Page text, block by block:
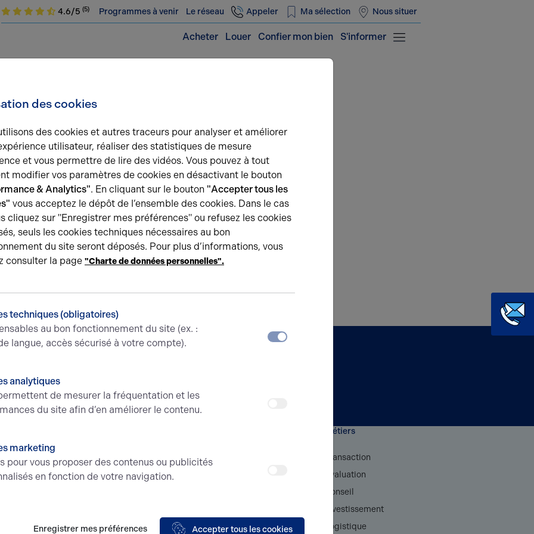
4.6/5 (5) Programmes à venir Le réseau Appeler Ma sélection Nous situer
Acheter Louer S'informer
Confier mon bien
Mot de passe oublié
?
Veuillez renseigner l'adresse e-mail que
vous avez utilisée à la création de votre
compte. Vous recevrez un lien
temporaire pour réinitialiser votre mot
de passe.
gestion de vos biens
bureaux
locaux
Métiers
Transaction
Evaluation
Conseil
Investissement
Logistique
des cookies
des cookies et autres traceurs pour analyser et améliorer
utilisateur, réaliser des statistiques de mesure
et vous permettre de lire des vidéos. Vous pouvez à tout
modifier vos paramètres de cookies en désactivant le bouton
& Analytics". En cliquant sur le bouton "Accepter tous les
vous acceptez le dépôt de l’ensemble des cookies. Dans le cas
cliquez sur "Enregistrer mes préférences" ou refusez les cookies
seuls les cookies techniques nécessaires au bon
du site seront déposés. Pour plus d’informations, vous
consulter la page "Charte de données personnelles".
techniques (obligatoires)
au bon fonctionnement du site (ex. :
langue, accès sécurisé à votre compte).
analytiques
de mesurer la fréquentation et les
du site afin d’en améliorer le contenu.
marketing
pour vous proposer des contenus ou publicités
en fonction de votre navigation.
Enregistrer mes préférences Accepter tous les cookies